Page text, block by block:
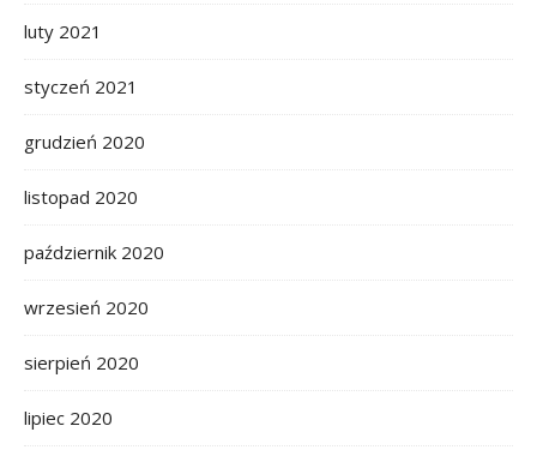
luty 2021
styczeń 2021
grudzień 2020
listopad 2020
październik 2020
wrzesień 2020
sierpień 2020
lipiec 2020